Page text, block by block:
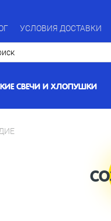
УСЛОВИЯ ДОСТАВКИ
СВЕЧИ И ХЛОПУШКИ